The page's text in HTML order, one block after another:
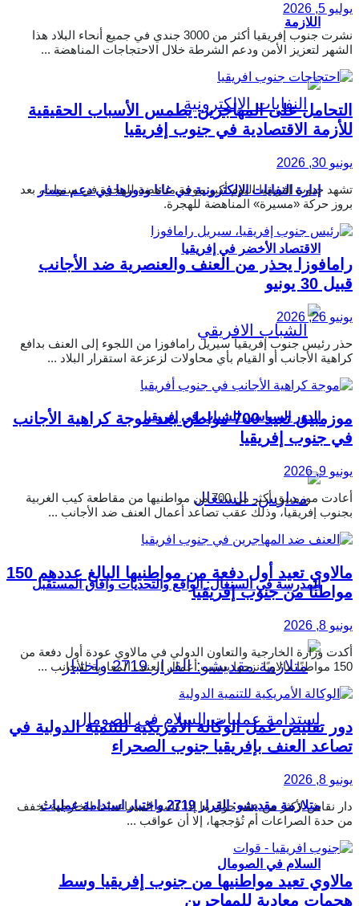
اللازمة
إدارة النفايات الإلكترونية في غانا ودورها في دعم مسار
الاقتصاد الأخضر في إفريقيا
الدور السياسي للشباب في إفريقيا
المدرسة في السنغال: الواقع والتحديات وآفاق المستقبل
متلازمة مقديشو: القرار 2719 واختبار استدامة عمليات
السلام في الصومال
يوليو 5, 2026
نشرت جنوب إفريقيا أكثر من 3000 جندي في جميع أنحاء البلاد هذا
الشهر لتعزيز الأمن ودعم الشرطة خلال الاحتجاجات المناهضة ...
التحامل على المهاجرين يطمس الأسباب الحقيقية
للأزمة الاقتصادية في جنوب إفريقيا
يونيو 30, 2026
تشهد جنوب إفريقيا اليوم أكبر موجة مناهضة للهجرة في سنوات، بعد
بروز حركة «مسيرة» المناهضة للهجرة.
رامافوزا يحذر من العنف والعنصرية ضد الأجانب
قبيل 30 يونيو
يونيو 26, 2026
حذر رئيس جنوب إفريقيا سيريل رامافوزا من اللجوء إلى العنف بدافع
كراهية الأجانب أو القيام بأي محاولات لزعزعة استقرار البلاد ...
موزمبيق تعيد 700 مواطن بعد موجة كراهية الأجانب
في جنوب إفريقيا
يونيو 9, 2026
أعادت موزمبيق أكثر من 700 من مواطنيها من مقاطعة كيب الغربية
بجنوب إفريقيا، وذلك عقب تصاعد أعمال العنف ضد الأجانب ...
مالاوي تعيد أول دفعة من مواطنيها البالغ عددهم 150
مواطنًا من جنوب إفريقيا
يونيو 8, 2026
أكدت وزارة الخارجية والتعاون الدولي في مالاوي عودة أول دفعة من
150 مواطنًا مالاويًا نزحوا بسبب أعمال العنف المعادية للأجانب ...
دور تقليص عمل الوكالة الأمريكية للتنمية الدولية في
تصاعد العنف بإفريقيا جنوب الصحراء
يونيو 8, 2026
دار نقاش لأكثر من عقد حول ما إذا كانت المساعدات الخارجية تُخفف
من حدة الصراعات أم تُؤججها، إلا أن عواقب ...
مالاوي تعيد مواطنيها من جنوب إفريقيا وسط
هجمات معادية للمهاجرين